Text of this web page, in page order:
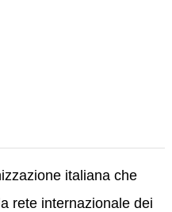
italiana che
rete internazionale dei